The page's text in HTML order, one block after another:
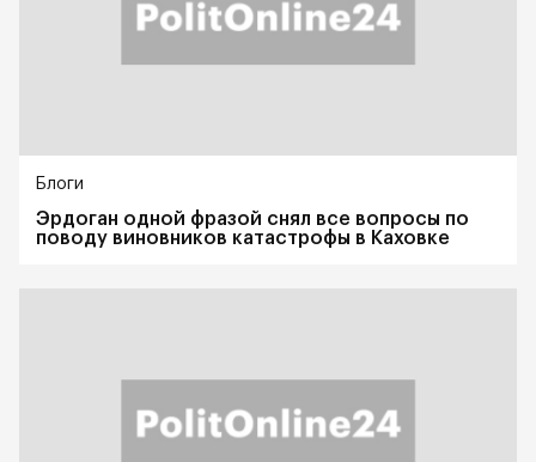
Блоги
Эрдоган одной фразой снял все вопросы по
поводу виновников катастрофы в Каховке